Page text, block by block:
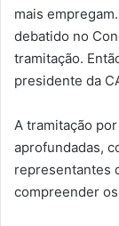
mais
debatido no
tramitação.
presidente da
A tramitação
aprofundadas,
representantes
compreender